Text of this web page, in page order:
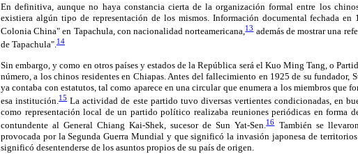
En definitiva, aunque no haya constancia cierta de la organización formal entre los
existiera algún tipo de representación de los mismos. Información documental fechada en
Colonia China" en Tapachula, con nacionalidad norteamericana,13además de mostrar una
de Tapachula".14
Sin embargo, y como en otros países y estados de la República será el Kuo Ming Tang, o
número, a los chinos residentes en Chiapas. Antes del fallecimiento en 1925 de su fundador,
ya contaba con estatutos, tal como aparece en una circular que enumera a los miembros que
esa institución.15La actividad de este partido tuvo diversas vertientes condicionadas, en
como representación local de un partido político realizaba reuniones periódicas en forma
contundente al General Chiang Kai-Shek, sucesor de Sun Yat-Sen.16También se
provocada por la Segunda Guerra Mundial y que significó la invasión japonesa de
significó desentenderse de los asuntos propios de su país de origen.